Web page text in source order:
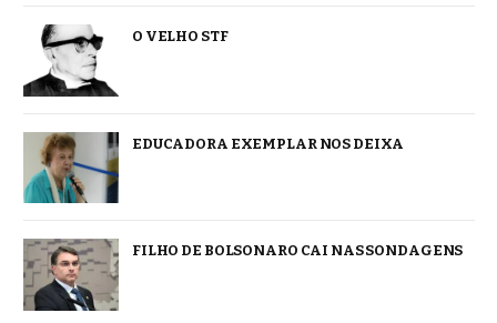
O VELHO STF
EDUCADORA EXEMPLAR NOS DEIXA
FILHO DE BOLSONARO CAI NAS SONDAGENS